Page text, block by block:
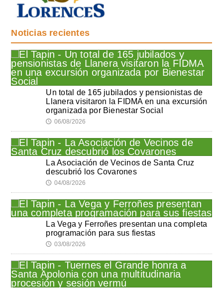
Noticias recientes
Un total de 165 jubilados y pensionistas de
Llanera visitaron la FIDMA en una excursión
organizada por Bienestar Social
🕔 06/08/2026
La Asociación de Vecinos de Santa Cruz
descubrió los Covarones
🕔 04/08/2026
La Vega y Ferroñes presentan una completa
programación para sus fiestas
🕔 03/08/2026